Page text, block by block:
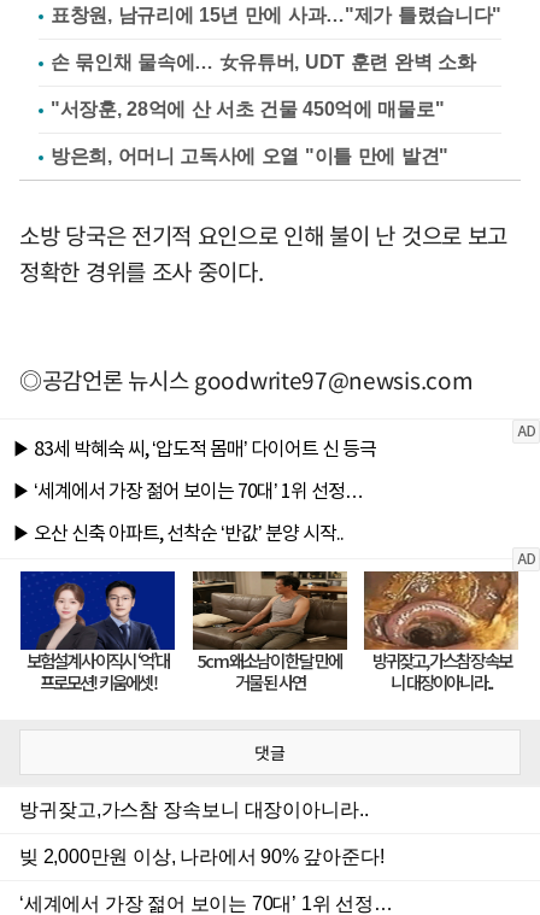
표창원, 남규리에 15년 만에 사과…"제가 틀렸습니다"
손 묶인채 물속에… 女유튜버, UDT 훈련 완벽 소화
"서장훈, 28억에 산 서초 건물 450억에 매물로"
방은희, 어머니 고독사에 오열 "이틀 만에 발견"
소방 당국은 전기적 요인으로 인해 불이 난 것으로 보고
정확한 경위를 조사 중이다.
◎공감언론 뉴시스goodwrite97@newsis.com
댓글